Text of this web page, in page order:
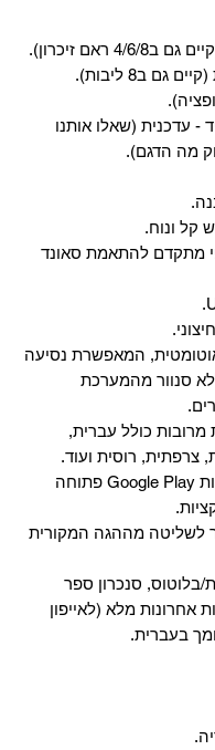
- עדכנית (שאלו אותנו
מה הדגם).
ונוח.
מתקדם להתאמת סאונד
המאפשרת נסיעה
סנוור מהמערכת
כולל עברית,
צרפתית, רוסית ועוד.
‏חנות אפליקציות Google Play פתוחה
לשליטה מההגה המקורית
בלוטוס, ‏סנכרון ספר
אחרונות מלא (לאייפון
בעברית.